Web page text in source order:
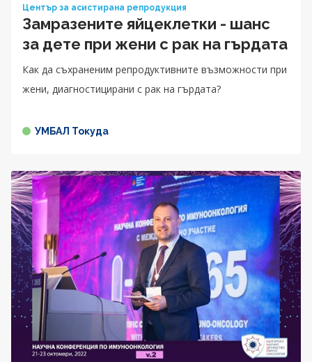
Център за асистирана репродукция
Замразените яйцеклетки - шанс
за дете при жени с рак на гърдата
Как да съхраненим репродуктивните възможности при
жени, диагностицирани с рак на гърдата?
УМБАЛ Токуда